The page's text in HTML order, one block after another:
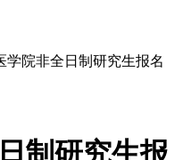
学院非全日制研究生报名
制研究生报